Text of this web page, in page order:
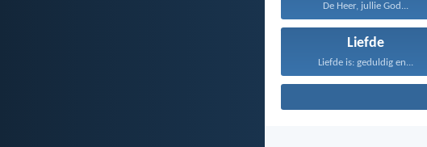
De Heer, jullie God...
Liefde
Liefde is: geduldig en...